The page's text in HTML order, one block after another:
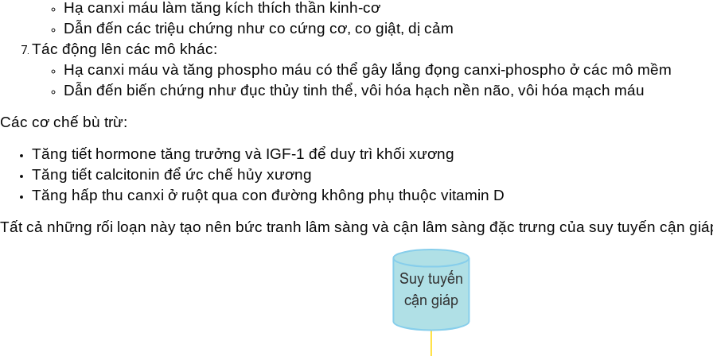
Hạ canxi máu làm tăng kích thích thần kinh-cơ
Dẫn đến các triệu chứng như co cứng cơ, co giật, dị cảm
Tác động lên các mô khác:
Hạ canxi máu và tăng phospho máu có thể gây lắng đọng canxi-phospho ở các mô mềm
Dẫn đến biến chứng như đục thủy tinh thể, vôi hóa hạch nền não, vôi hóa mạch máu
Các cơ chế bù trừ:
Tăng tiết hormone tăng trưởng và IGF-1 để duy trì khối xương
Tăng tiết calcitonin để ức chế hủy xương
Tăng hấp thu canxi ở ruột qua con đường không phụ thuộc vitamin D
Tất cả những rối loạn này tạo nên bức tranh lâm sàng và cận lâm sàng đặc trưng của suy tuyến cận